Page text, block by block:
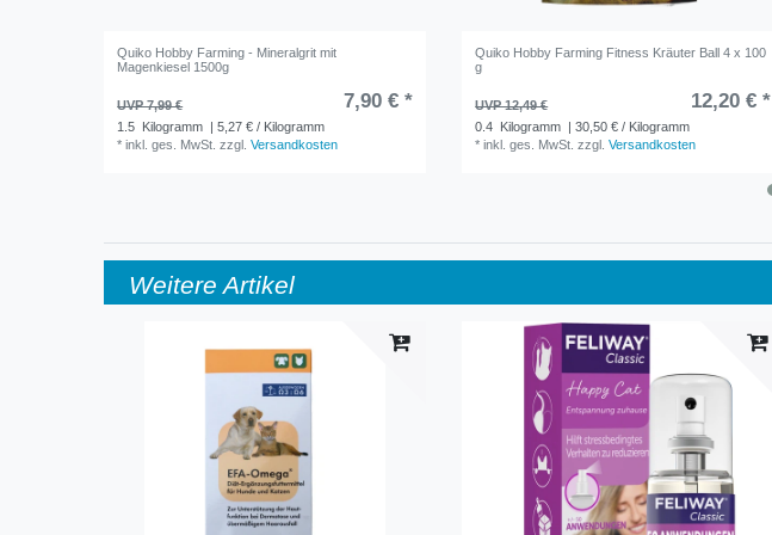
Quiko Hobby Farming - Mineralgrit mit
Magenkiesel 1500g
UVP 7,99 € 7,90 € *
1.5 Kilogramm | 5,27 € / Kilogramm
*inkl. ges. MwSt. zzgl.Versandkosten
Quiko Hobby Farming Fitness Kräuter Ball 4 x 100
g
UVP 12,49 € 12,20 € *
0.4 Kilogramm | 30,50 € / Kilogramm
*inkl. ges. MwSt. zzgl.Versandkosten
Weitere Artikel